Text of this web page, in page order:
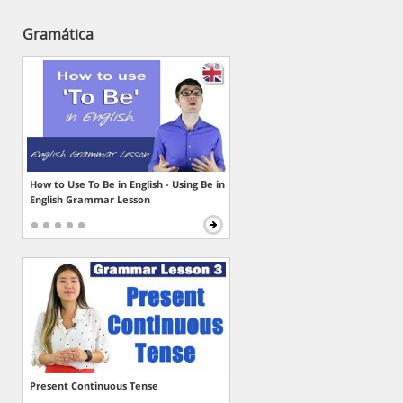
Gramática
How to Use To Be in English - Using Be in
English Grammar Lesson
Present Continuous Tense